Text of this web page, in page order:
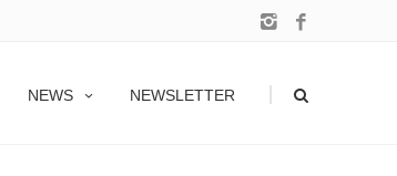
NEWS NEWSLETTER